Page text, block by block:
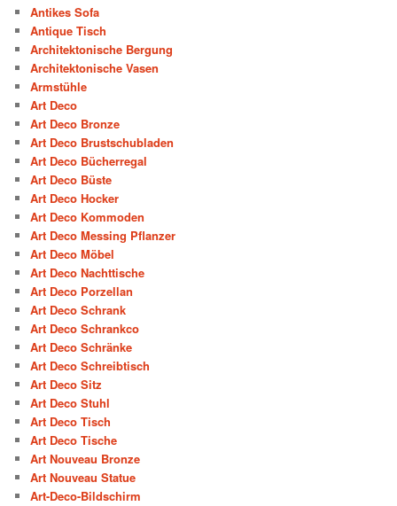
Antikes Sofa
Antique Tisch
Architektonische Bergung
Architektonische Vasen
Armstühle
Art Deco
Art Deco Bronze
Art Deco Brustschubladen
Art Deco Bücherregal
Art Deco Büste
Art Deco Hocker
Art Deco Kommoden
Art Deco Messing Pflanzer
Art Deco Möbel
Art Deco Nachttische
Art Deco Porzellan
Art Deco Schrank
Art Deco Schrankco
Art Deco Schränke
Art Deco Schreibtisch
Art Deco Sitz
Art Deco Stuhl
Art Deco Tisch
Art Deco Tische
Art Nouveau Bronze
Art Nouveau Statue
Art-Deco-Bildschirm